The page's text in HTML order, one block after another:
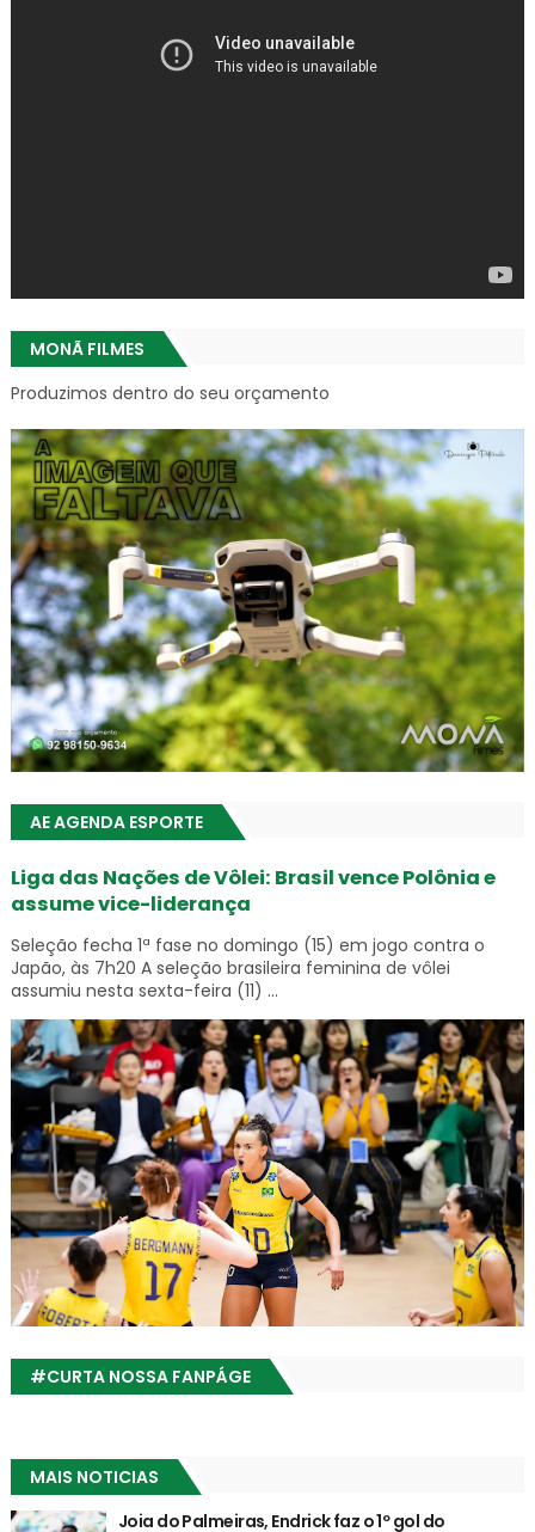
MONÃ FILMES
Produzimos dentro do seu orçamento
AE AGENDA ESPORTE
Liga das Nações de Vôlei: Brasil vence Polônia e
assume vice-liderança
Seleção fecha 1ª fase no domingo (15) em jogo contra o
Japão, às 7h20 A seleção brasileira feminina de vôlei
assumiu nesta sexta-feira (11) ...
#CURTA NOSSA FANPÁGE
MAIS NOTICIAS
Joia do Palmeiras, Endrick faz o 1º gol do